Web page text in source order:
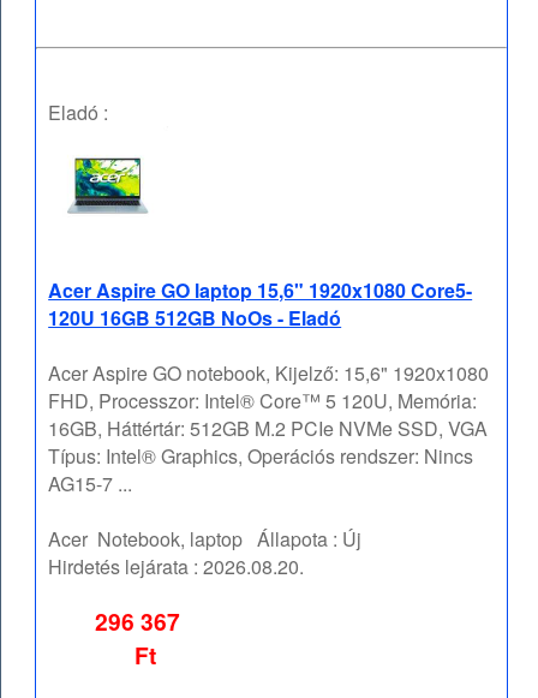
Eladó :
Acer Aspire GO laptop 15,6" 1920x1080 Core5-
120U 16GB 512GB NoOs - Eladó
Acer Aspire GO notebook, Kijelző: 15,6" 1920x1080
FHD, Processzor: Intel® Core™ 5 120U, Memória:
16GB, Háttértár: 512GB M.2 PCIe NVMe SSD, VGA
Típus: Intel® Graphics, Operációs rendszer: Nincs
AG15-7 ...
Acer Notebook, laptop Állapota : Új
Hirdetés lejárata :2026.08.20.
296 367
Ft